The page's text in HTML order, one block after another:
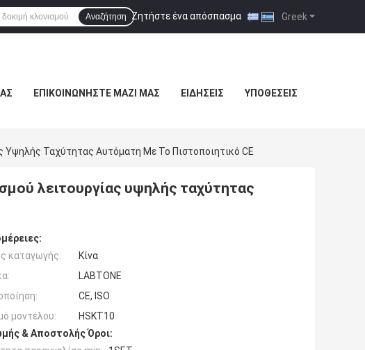
Greek
Ζητήστε ένα απόσπασμα |
Αναζήτηση
ΕΠΙΚΟΙΝΩΝΉΣΤΕ ΜΑΖΊ ΜΑΣ ΕΙΔΉΣΕΙΣ ΥΠΟΘΈΣΕΙΣ
Υψηλής Ταχύτητας Αυτόματη Με Το Πιστοποιητικό CE
λειτουργίας υψηλής ταχύτητας
καταγωγής:
Κίνα
LABTONE
CE, ISO
μοντέλου:
HSKT10
& Αποστολής Όροι: